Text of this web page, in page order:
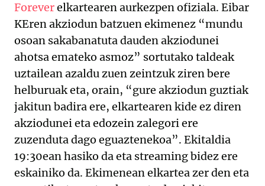
Foreverelkartearen aurkezpen ofiziala. Eibar
KEren akziodun batzuen ekimenez “mundu
osoan sakabanatuta dauden akziodunei
ahotsa emateko asmoz” sortutako taldeak
uztailean azaldu zuen zeintzuk ziren bere
helburuak eta, orain, “gure akziodun guztiak
jakitun badira ere, elkartearen kide ez diren
akziodunei eta edozein zalegori ere
zuzenduta dago eguaztenekoa”. Ekitaldia
19:30ean hasiko da eta streaming bidez ere
eskainiko da. Ekimenean elkartea zer den eta